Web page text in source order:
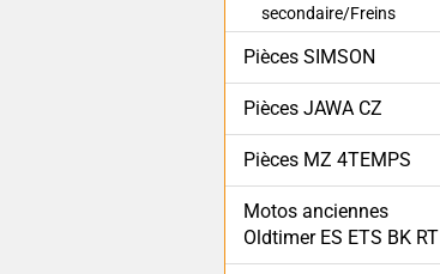
secondaire/Freins
Pièces SIMSON
Pièces JAWA CZ
Pièces MZ 4TEMPS
Motos anciennes
Oldtimer ES ETS BK RT